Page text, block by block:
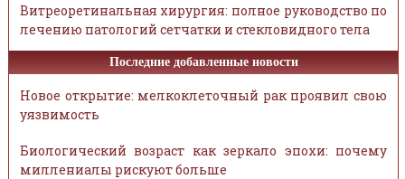
Витреоретинальная хирургия: полное руководство по
лечению патологий сетчатки и стекловидного тела
Последние добавленные новости
Новое открытие: мелкоклеточный рак проявил свою
уязвимость
Биологический возраст как зеркало эпохи: почему
миллениалы рискуют больше